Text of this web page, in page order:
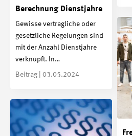
Berechnung Dienstjahre
Gewisse vertragliche oder
gesetzliche Regelungen sind
mit der Anzahl Dienstjahre
verknüpft. In…
Beitrag | 03.05.2024